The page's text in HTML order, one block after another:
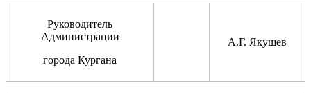
Руководитель
Администрации
города Кургана
А.Г. Якушев